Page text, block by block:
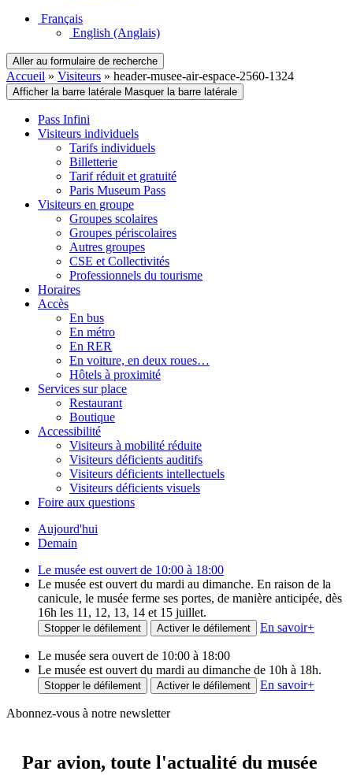
Français
English (Anglais)
Aller au formulaire de recherche
Accueil » Visiteurs » header-musee-air-espace-2560-1324
Afficher la barre latérale Masquer la barre latérale
Pass Infini
Visiteurs individuels
Tarifs individuels
Billetterie
Tarif réduit et gratuité
Paris Museum Pass
Visiteurs en groupe
Groupes scolaires
Groupes périscolaires
Autres groupes
CSE et Collectivités
Professionnels du tourisme
Horaires
Accès
En bus
En métro
En RER
En voiture, en deux roues…
Hôtels à proximité
Services sur place
Restaurant
Boutique
Accessibilité
Visiteurs à mobilité réduite
Visiteurs déficients auditifs
Visiteurs déficients intellectuels
Visiteurs déficients visuels
Foire aux questions
Aujourd'hui
Demain
Le musée est ouvert de 10:00 à 18:00
Le musée est ouvert du mardi au dimanche. En raison de la
canicule, le musée ferme ses portes, de manière anticipée, dès
16h les 11, 12, 13, 14 et 15 juillet.
Stopper le défilement Activer le défilement En savoir+
Le musée sera ouvert de 10:00 à 18:00
Le musée est ouvert du mardi au dimanche de 10h à 18h.
Stopper le défilement Activer le défilement En savoir+
Abonnez-vous à notre newsletter
Par avion, toute l'actualité du musée